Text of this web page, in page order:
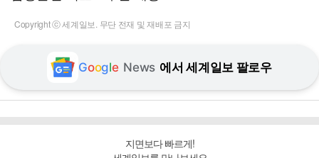
Copyright ⓒ 세계일보. 무단 전재 및 재배포 금지
Google News 에서 세계일보 팔로우
지면보다 빠르게!